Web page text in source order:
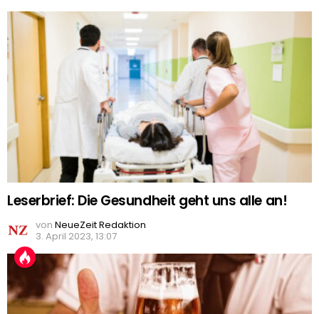
Leserbrief: Die Gesundheit geht uns alle an!
von NeueZeit Redaktion
3. April 2023, 13:07